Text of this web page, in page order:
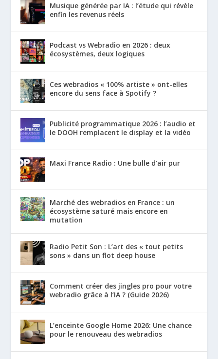
Musique générée par IA : l’étude qui révèle
enfin les revenus réels
Podcast vs Webradio en 2026 : deux
écosystèmes, deux logiques
Ces webradios « 100% artiste » ont-elles
encore du sens face à Spotify ?
Publicité programmatique 2026 : l’audio et
le DOOH remplacent le display et la vidéo
Maxi France Radio : Une bulle d’air pur
Marché des webradios en France : un
écosystème saturé mais encore en
mutation
Radio Petit Son : L’art des « tout petits
sons » dans un flot deep house
Comment créer des jingles pro pour votre
webradio grâce à l’IA ? (Guide 2026)
L’enceinte Google Home 2026: Une chance
pour le renouveau des webradios